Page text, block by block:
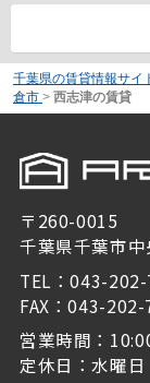
千葉県の賃貸情報サイ
倉市 > 西志津の賃貸
〒260-0015
千葉県千葉市
TEL：043-
FAX：043-202-
営業時間：
定休日：水曜日